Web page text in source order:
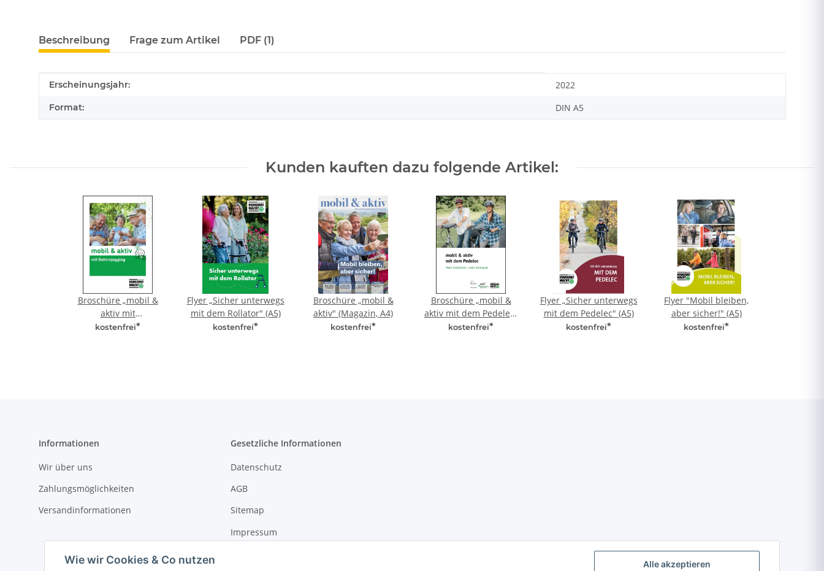
Alle akzeptieren
Wie wir Cookies & Co nutzen
Beschreibung Frage zum Artikel PDF (1)
Produkteigenschaft
Wert
Erscheinungsjahr: 2022
Format: DIN A5
Kunden kauften dazu folgende Artikel:
Broschüre „mobil &
aktiv mit
Gehirnjogging" (A5)
kostenfrei*
Flyer „Sicher unterwegs
mit dem Rollator" (A5)
kostenfrei*
Broschüre „mobil &
aktiv" (Magazin, A4)
kostenfrei*
Broschüre „mobil &
aktiv mit dem Pedelec"
(A5)
kostenfrei*
Flyer „Sicher unterwegs
mit dem Pedelec" (A5)
kostenfrei*
Flyer "Mobil bleiben,
aber sicher!" (A5)
kostenfrei*
Informationen
Wir über uns
Zahlungsmöglichkeiten
Versandinformationen
Gesetzliche Informationen
Datenschutz
AGB
Sitemap
Impressum